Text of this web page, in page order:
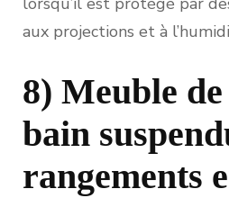
aux projections et à
8) Meuble
bain
rangements